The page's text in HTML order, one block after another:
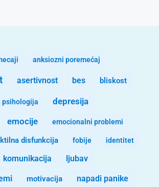
anksiozni poremećaj
asertivnost bes bliskost
psihologija depresija
emocije emocionalni problemi
disfunkcija fobije identitet
komunikacija ljubav
motivacija napadi panike